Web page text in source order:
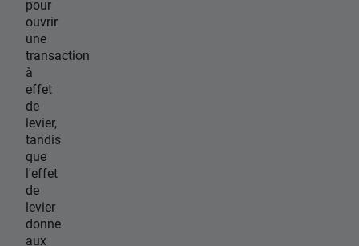
pour
ouvrir
une
transaction
à
effet
de
levier,
tandis
que
l'effet
de
levier
donne
aux